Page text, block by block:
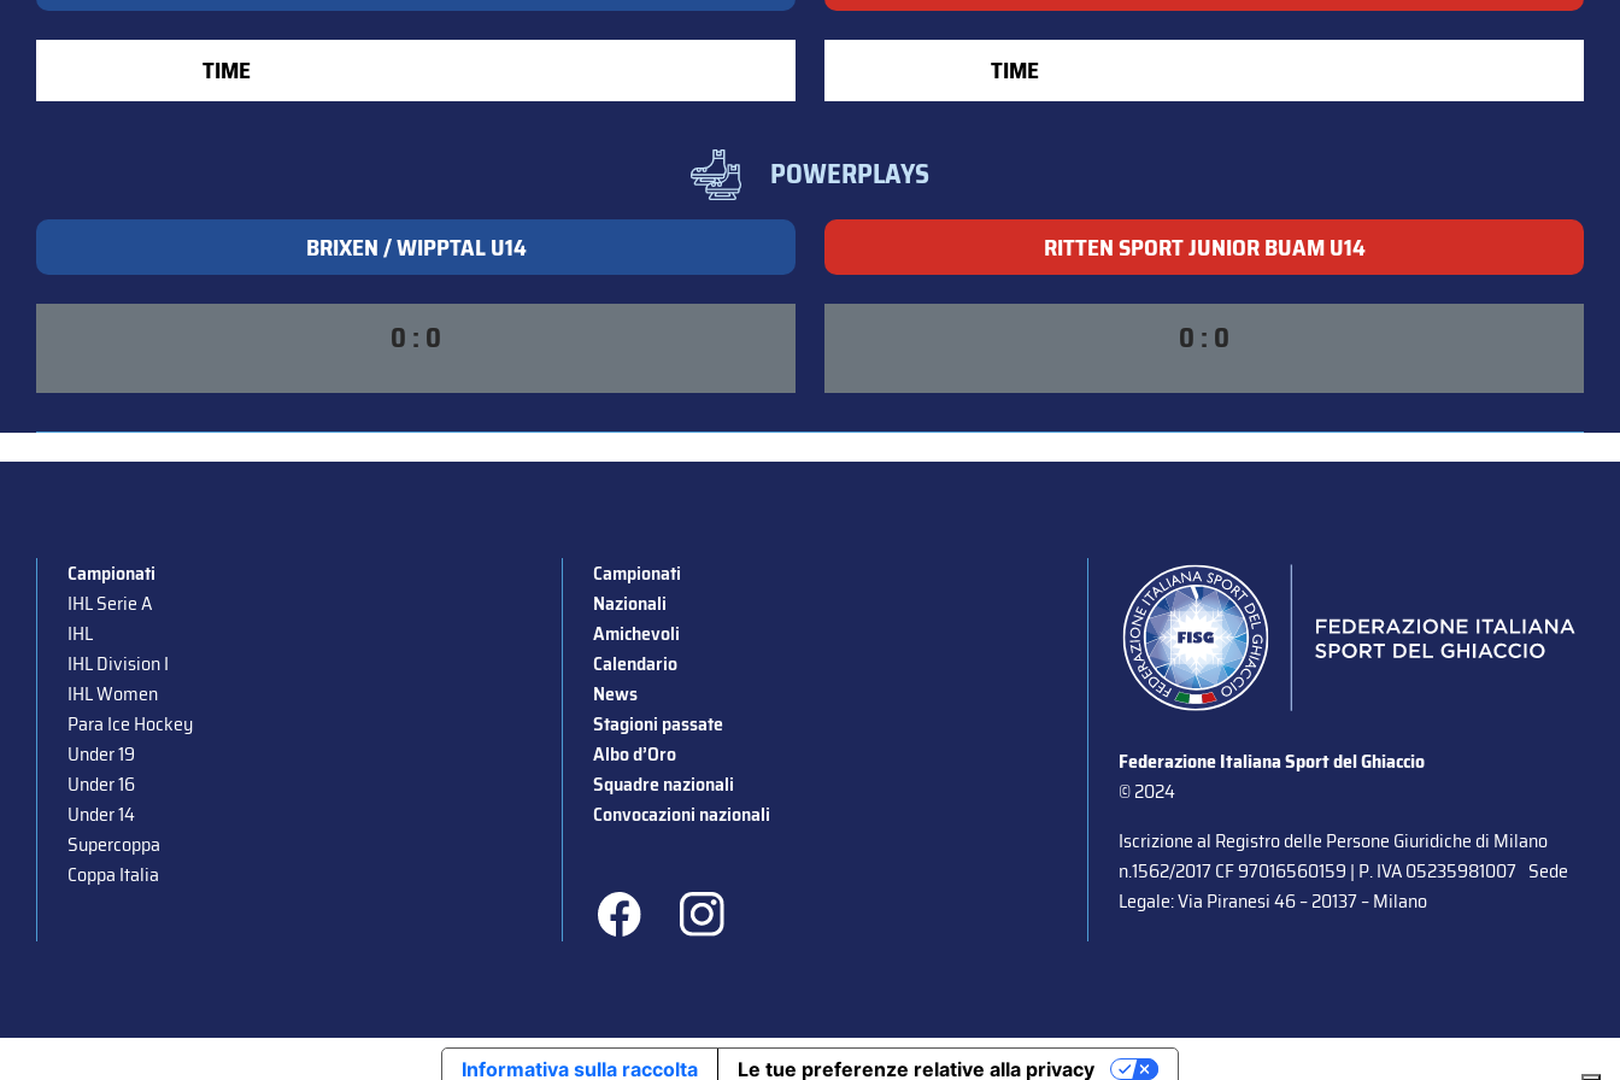
TIME TIME
POWERPLAYS
BRIXEN / WIPPTAL U14 RITTEN SPORT JUNIOR BUAM U14
0 : 0 0 : 0
Campionati
IHL Serie A
IHL
IHL Division I
IHL Women
Para Ice Hockey
Under 19
Under 16
Under 14
Supercoppa
Coppa Italia
Campionati
Nazionali
Amichevoli
Calendario
News
Stagioni passate
Albo d’Oro
Squadre nazionali
Convocazioni nazionali
Federazione Italiana Sport del Ghiaccio
© 2024
Iscrizione al Registro delle Persone Giuridiche di Milano
n.1562/2017 CF 97016560159 | P. IVA 05235981007 Sede
Legale: Via Piranesi 46 – 20137 – Milano
Informativa sulla raccolta Le tue preferenze relative alla privacy